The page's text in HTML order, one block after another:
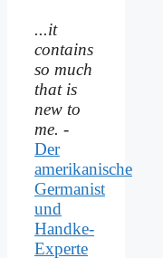
...it
contains
so much
that is
new to
me. -
Der
amerikanische
Germanist
und
Handke-
Experte